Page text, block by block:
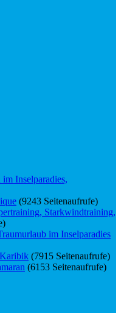
Inselparadies,
(9243 Seitenaufrufe)
Starkwindtraining,
im Inselparadies
(7915 Seitenaufrufe)
(6153 Seitenaufrufe)